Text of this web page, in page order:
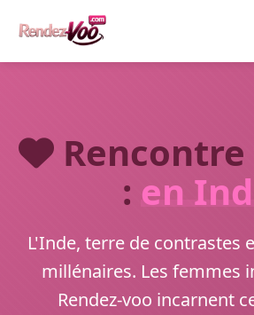
Rencontre
: en
L'Inde, terre de contrastes
millénaires. Les femmes
Rendez-voo incarnent